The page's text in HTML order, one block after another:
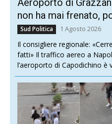
Aeroporto di
non ha mai frenato,
Sud Politica 1 Agosto 2026
Il consigliere regionale:
fatti» Il traffico aereo a
l’aeroporto di Capodichino è